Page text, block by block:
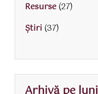
Resurse(27)
Știri (37)